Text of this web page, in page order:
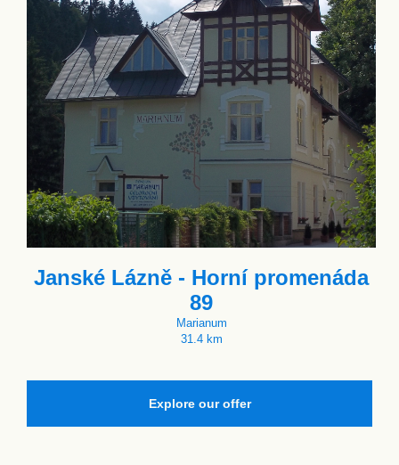
Janské Lázně - Horní promenáda
89
Marianum
31.4 km
Explore our offer